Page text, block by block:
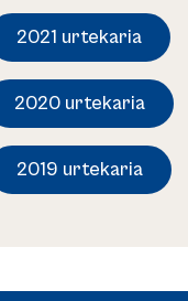
2021 urtekaria
2020 urtekaria
2019 urtekaria